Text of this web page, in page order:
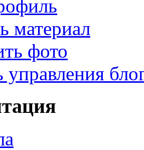
материал
фото
управления